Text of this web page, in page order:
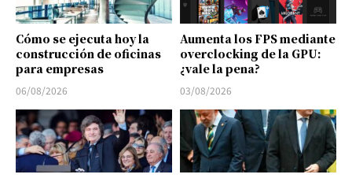
Cómo se ejecuta hoy la
construcción de oficinas
para empresas
06/08/2026
Aumenta los FPS mediante
overclocking de la GPU:
¿vale la pena?
03/08/2026